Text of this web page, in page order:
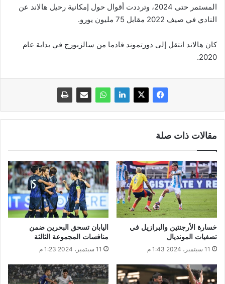
المستمر حتى 2024، وترددت أقوال حول إمكانية رحيل هالاند عن
النادي في صيف 2022 مقابل 75 مليون يورو.
كان هالاند انتقل إلى دورتموند قادما من سالزبورج في بداية عام
2020.
مقالات ذات صلة
خسارة الأرجنتين والبرازيل في
تصفيات المونديال
11 سبتمبر، 2024 1:43 م
اليابان تسحق البحرين ضمن
منافسات المجموعة الثالثة
11 سبتمبر، 2024 1:23 م